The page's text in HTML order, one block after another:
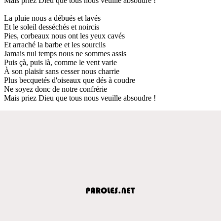
La pluie nous a débués et lavés
Et le soleil desséchés et noircis
Pies, corbeaux nous ont les yeux cavés
Et arraché la barbe et les sourcils
Jamais nul temps nous ne sommes assis
Puis çà, puis là, comme le vent varie
À son plaisir sans cesser nous charrie
Plus becquetés d'oiseaux que dés à coudre
Ne soyez donc de notre confrérie
Mais priez Dieu que tous nous veuille absoudre !